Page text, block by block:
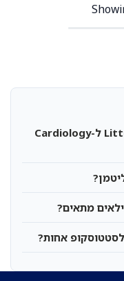
מה ההבדל בין Littmann Classic III ל-Cardiology
מתאים?
אחות?